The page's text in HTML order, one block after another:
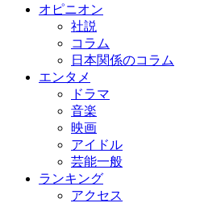
オピニオン
社説
コラム
日本関係のコラム
エンタメ
ドラマ
音楽
映画
アイドル
芸能一般
ランキング
アクセス